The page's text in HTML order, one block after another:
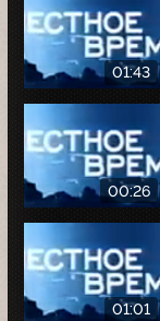
01:43
00:26
01:01